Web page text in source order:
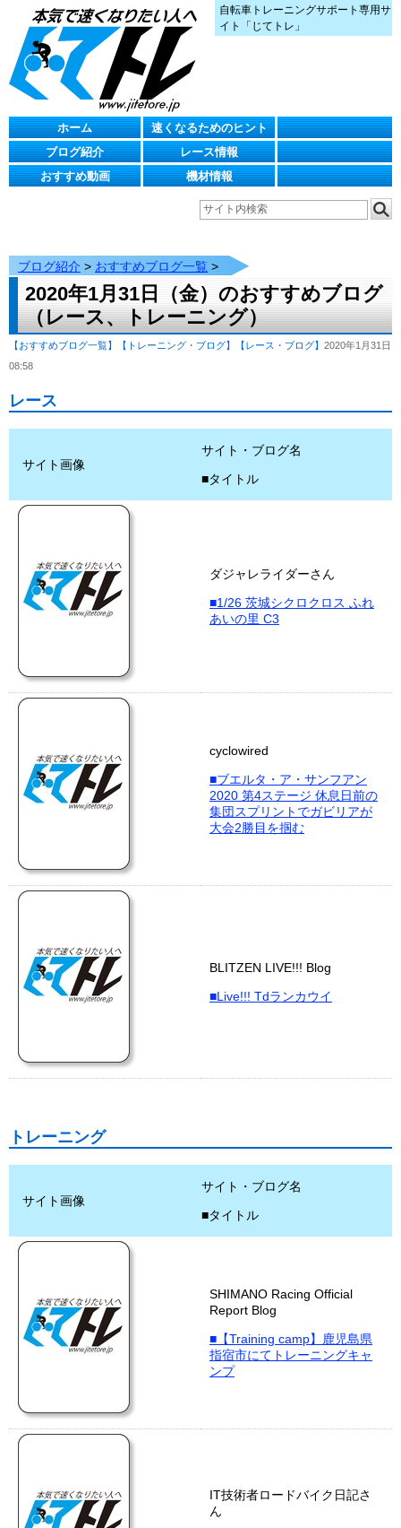
自転車トレーニングサポート専用サ
イト「じてトレ」
ホーム
速くなるためのヒント
ブログ紹介
レース情報
おすすめ動画
機材情報
ブログ紹介 > おすすめブログ一覧 >
2020年1月31日（金）のおすすめブログ
（レース、トレーニング）
【おすすめブログ一覧】 【トレーニング・ブログ】 【レース・ブログ】 2020年1月31日
08:58
レース
サイト画像
サイト・ブログ名
■タイトル
ダジャレライダーさん
■1/26 茨城シクロクロス ふれ
あいの里 C3
cyclowired
■ブエルタ・ア・サンフアン
2020 第4ステージ 休息日前の
集団スプリントでガビリアが
大会2勝目を掴む
BLITZEN LIVE!!! Blog
■Live!!! Tdランカウイ
トレーニング
サイト画像
サイト・ブログ名
■タイトル
SHIMANO Racing Official
Report Blog
■【Training camp】鹿児島県
指宿市にてトレーニングキャ
ンプ
IT技術者ロードバイク日記さ
ん